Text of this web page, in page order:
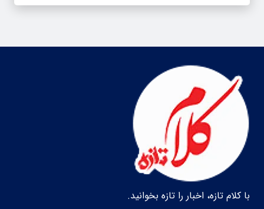
با کلام تازه، اخبار را تازه بخوانید.